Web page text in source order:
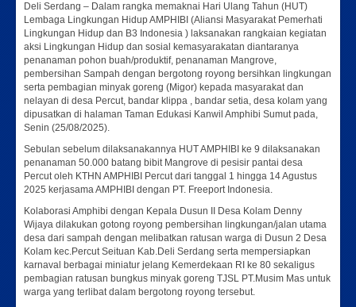
Deli Serdang – Dalam rangka memaknai Hari Ulang Tahun (HUT)
Lembaga Lingkungan Hidup AMPHIBI (Aliansi Masyarakat Pemerhati
Lingkungan Hidup dan B3 Indonesia ) laksanakan rangkaian kegiatan
aksi Lingkungan Hidup dan sosial kemasyarakatan diantaranya
penanaman pohon buah/produktif, penanaman Mangrove,
pembersihan Sampah dengan bergotong royong bersihkan lingkungan
serta pembagian minyak goreng (Migor) kepada masyarakat dan
nelayan di desa Percut, bandar klippa , bandar setia, desa kolam yang
dipusatkan di halaman Taman Edukasi Kanwil Amphibi Sumut pada,
Senin (25/08/2025).
Sebulan sebelum dilaksanakannya HUT AMPHIBI ke 9 dilaksanakan
penanaman 50.000 batang bibit Mangrove di pesisir pantai desa
Percut oleh KTHN AMPHIBI Percut dari tanggal 1 hingga 14 Agustus
2025 kerjasama AMPHIBI dengan PT. Freeport Indonesia.
Kolaborasi Amphibi dengan Kepala Dusun II Desa Kolam Denny
Wijaya dilakukan gotong royong pembersihan lingkungan/jalan utama
desa dari sampah dengan melibatkan ratusan warga di Dusun 2 Desa
Kolam kec.Percut Seituan Kab.Deli Serdang serta mempersiapkan
karnaval berbagai miniatur jelang Kemerdekaan RI ke 80 sekaligus
pembagian ratusan bungkus minyak goreng TJSL PT.Musim Mas untuk
warga yang terlibat dalam bergotong royong tersebut.